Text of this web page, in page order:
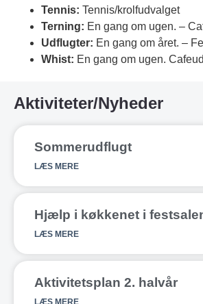
Tennis: Tennis/krolfudvalget
Terning: En gang om ugen. –
Udflugter: En gang om året. –
Whist: En gang om ugen.
Aktiviteter/Nyheder
Sommerudflugt
LÆS MERE
Hjælp i køkkenet i
LÆS MERE
Aktivitetsplan 2. halvår
LÆS MERE